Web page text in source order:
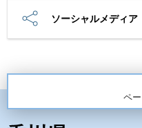
ソーシャルメディア
ペ